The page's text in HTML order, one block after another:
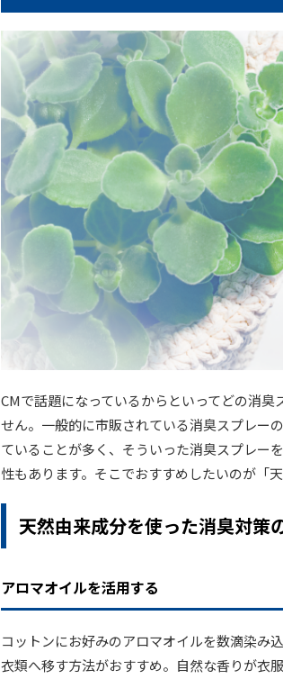
CMで話題になっているからといってどの消
せん。一般的に市販されている消臭スプレー
ていることが多く、そういった消臭スプレー
性もあります。そこでおすすめしたいのが「
天然由来成分を使った消臭対策
アロマオイルを活用する
コットンにお好みのアロマオイルを数滴染み
衣類へ移す方法がおすすめ。自然な香りが衣